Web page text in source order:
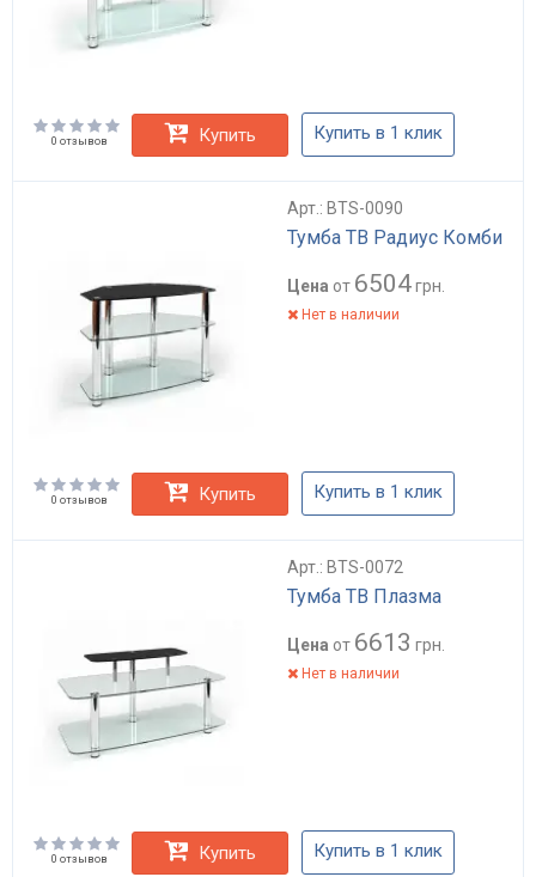
0 отзывов Купить Купить в 1 клик
Арт.: BTS-0090
Тумба ТВ Радиус Комби
Цена от 6504грн.
Нет в наличии
0 отзывов Купить Купить в 1 клик
Арт.: BTS-0072
Тумба ТВ Плазма
Цена от 6613 грн.
Нет в наличии
0 отзывов Купить Купить в 1 клик